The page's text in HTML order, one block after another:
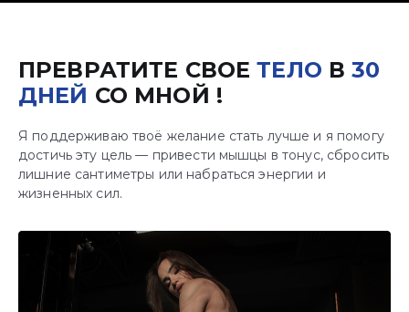
ПРЕВРАТИТЕ СВОЕТЕЛО В30
ДНЕЙ СО МНОЙ !
Я поддерживаю твоё желание стать лучше и я помогу
достичь эту цель — привести мышцы в тонус, сбросить
лишние сантиметры или набраться энергии и
жизненных сил.